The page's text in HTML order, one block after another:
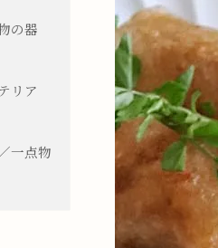
の器
リア
一点物